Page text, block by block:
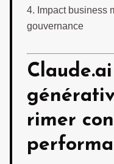
Impact business
gouvernance
Claude.ai
rimer